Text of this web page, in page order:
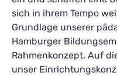
sich in ihrem Tempo
Grundlage unserer
Hamburger
Rahmenkonzept. Auf
unser